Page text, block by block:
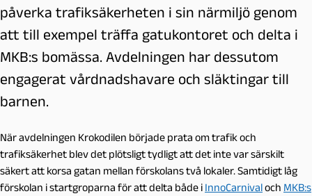
påverka trafiksäkerheten i sin närmiljö genom
att till exempel träffa gatukontoret och delta i
MKB:s bomässa. Avdelningen har dessutom
engagerat vårdnadshavare och släktingar till
barnen.
När avdelningen Krokodilen började prata om trafik och
trafiksäkerhet blev det plötsligt tydligt att det inte var särskilt
säkert att korsa gatan mellan förskolans två lokaler. Samtidigt låg
förskolan i startgroparna för att delta både i InnoCarnivaloch MKB:s